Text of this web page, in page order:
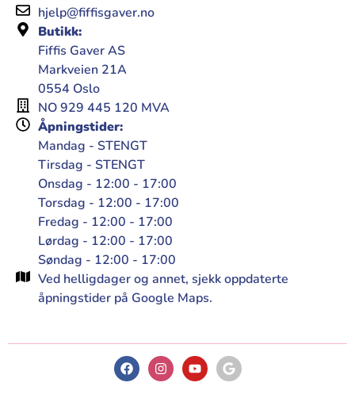
hjelp@fiffisgaver.no
Butikk:
Fiffis Gaver AS
Markveien 21A
0554 Oslo
NO 929 445 120 MVA
Åpningstider:
Mandag - STENGT
Tirsdag - STENGT
Onsdag - 12:00 - 17:00
Torsdag - 12:00 - 17:00
Fredag - 12:00 - 17:00
Lørdag - 12:00 - 17:00
Søndag - 12:00 - 17:00
Ved helligdager og annet, sjekk oppdaterte
åpningstider på Google Maps.